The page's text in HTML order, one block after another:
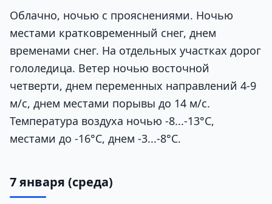
Облачно, ночью с прояснениями. Ночью
местами кратковременный снег, днем
временами снег. На отдельных участках дорог
гололедица. Ветер ночью восточной
четверти, днем переменных направлений 4-9
м/с, днем местами порывы до 14 м/с.
Температура воздуха ночью -8...-13°C,
местами до -16°C, днем -3...-8°C.
7 января (среда)